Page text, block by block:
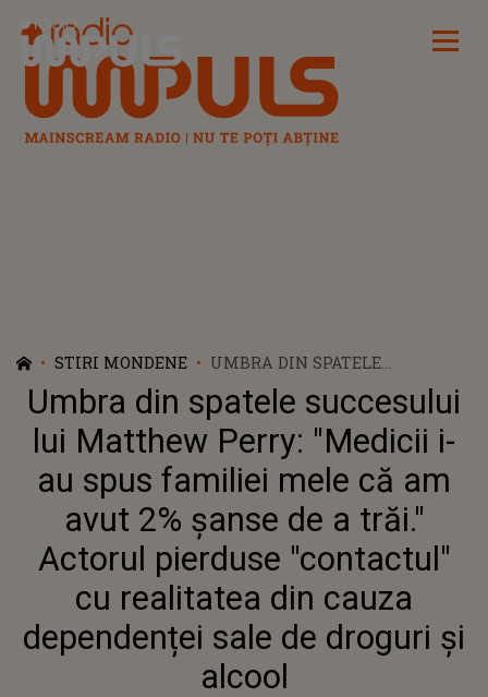
Radio Impuls
STIRI MONDENE
UMBRA DIN SPATELE
SUCCESULUI LUI MATTHEW
PERRY: "MEDICII I-AU SPUS
FAMILIEI MELE CĂ AM AVUT 2%
ŞANSE DE A TRĂI." ACTORUL
PIERDUSE "CONTACTUL" CU
REALITATEA DIN CAUZA
DEPENDENȚEI SALE DE
DROGURI ŞI ALCOOL
Umbra din spatele succesului
lui Matthew Perry: "Medicii i-
au spus familiei mele că am
avut 2% şanse de a trăi."
Actorul pierduse "contactul"
cu realitatea din cauza
dependenței sale de droguri şi
alcool